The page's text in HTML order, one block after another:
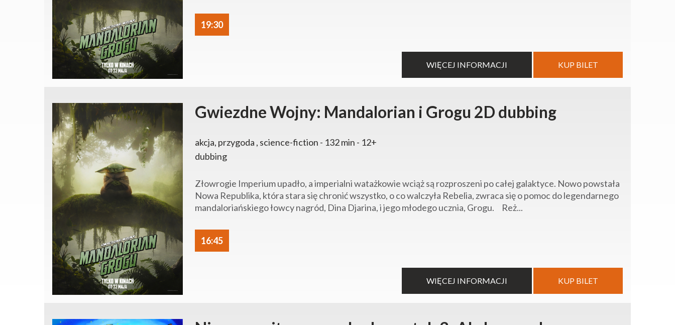
19:30
WIĘCEJ INFORMACJI KUP BILET
Gwiezdne Wojny: Mandalorian i Grogu 2D dubbing
akcja, przygoda , science-fiction - 132 min - 12+
dubbing
Złowrogie Imperium upadło, a imperialni watażkowie wciąż są rozproszeni po całej galaktyce. Nowo powstała
Nowa Republika, która stara się chronić wszystko, o co walczyła Rebelia, zwraca się o pomoc do legendarnego
mandaloriańskiego łowcy nagród, Dina Djarina, i jego młodego ucznia, Grogu. Reż...
16:45
WIĘCEJ INFORMACJI KUP BILET